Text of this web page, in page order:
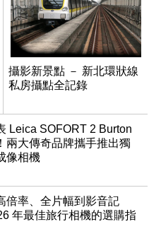
攝影新景點 － 新北環狀線
私房攝點全記錄
Leica SOFORT 2 Burton
兩大傳奇品牌攜手推出獨
像相機
倍率、全片幅到影音記
年最佳旅行相機的選購指